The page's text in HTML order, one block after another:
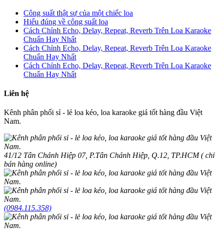
Công suất thật sự của một chiếc loa
Hiểu đúng về công suất loa
Cách Chỉnh Echo, Delay, Repeat, Reverb Trên Loa Karaoke
Chuẩn Hay Nhất
Cách Chỉnh Echo, Delay, Repeat, Reverb Trên Loa Karaoke
Chuẩn Hay Nhất
Cách Chỉnh Echo, Delay, Repeat, Reverb Trên Loa Karaoke
Chuẩn Hay Nhất
Liên hệ
Kênh phân phối sỉ - lẻ loa kéo, loa karaoke giá tốt hàng đầu Việt
Nam.
41/12 Tân Chánh Hiệp 07, P.Tân Chánh Hiệp, Q.12, TP.HCM ( chỉ
bán hàng online)
(0984.115.358)